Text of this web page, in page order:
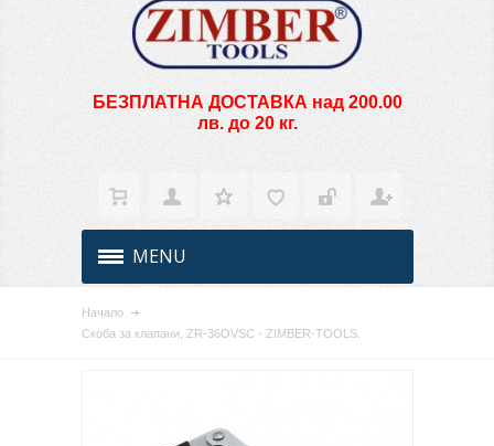
БЕЗПЛАТНА ДОСТАВКА над 200.00
лв. до 20 кг.
MENU
Начало
Скоба за клапани, ZR-36OVSC - ZIMBER-TOOLS.